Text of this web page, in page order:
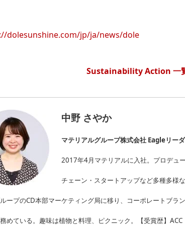
dolesunshine.com/jp/ja/news/dole
Sustainability Action 一
中野 さやか
マテリアルグループ株式会社 Eagleリー
2017年4月マテリアルに入社。プロデュ
チェーン・スタートアップなど多種多様
ープのCD本部マーケティング局に移り、コーポレートブラ
めている。趣味は植物と料理、ピクニック。【受賞歴】